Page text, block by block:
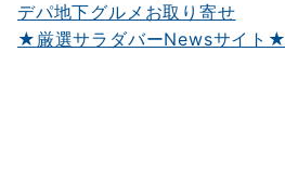
デパ地下グルメお取り寄せ
★厳選サラダバーNewsサイト★